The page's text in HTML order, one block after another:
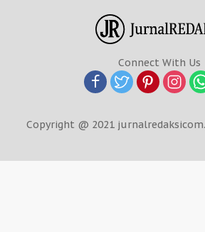
Connect With Us
Copyright @ 2021